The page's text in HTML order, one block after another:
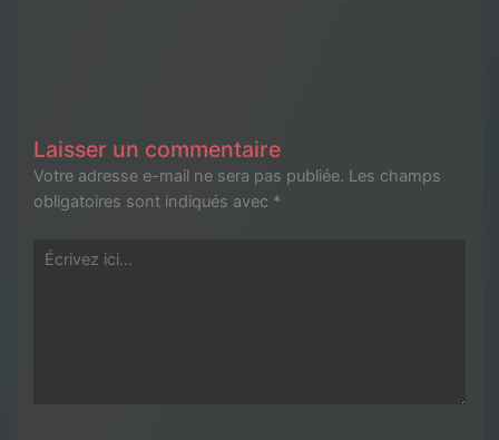
Laisser un commentaire
Votre adresse e-mail ne sera pas publiée. Les champs
obligatoires sont indiqués avec *
Écrivez